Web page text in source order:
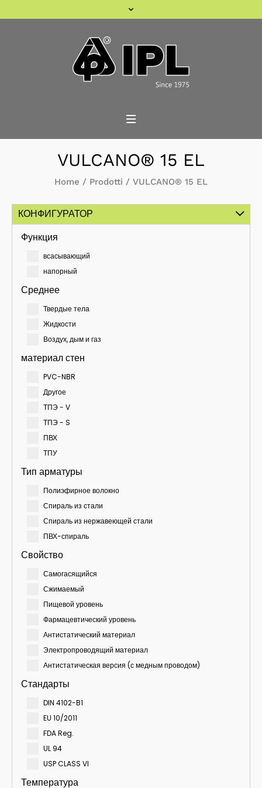
VULCANO® 15 EL
Home / Prodotti / VULCANO® 15 EL
КОНФИГУРАТОР
Функция
всасывающий
напорный
Среднее
Твердые тела
Жидкости
Воздух, дым и газ
материал стен
PVC-NBR
Другое
ТПЭ - V
ТПЭ - S
ПВХ
ТПУ
Тип арматуры
Полиэфирное волокно
Спираль из стали
Спираль из нержавеющей стали
ПВХ-спираль
Свойство
Самогасящийся
Сжимаемый
Пищевой уровень
Фармацевтический уровень
Антистатический материал
Электропроводящий материал
Антистатическая версия (с медным проводом)
Стандарты
DIN 4102-B1
EU 10/2011
FDA Reg.
UL 94
USP CLASS VI
Температура